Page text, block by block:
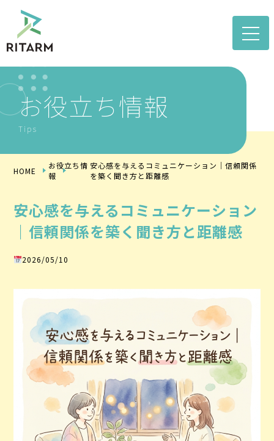
toggle
お役立ち情報
Tips
HOME
お役立ち情
報
安心感を与えるコミュニケーション｜信頼関係
を築く聞き方と距離感
安心感を与えるコミュニケーション
｜信頼関係を築く聞き方と距離感
2026/05/10